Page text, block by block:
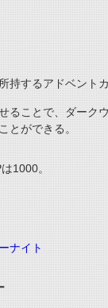
持するアドベント
ることで、ダーク
とができる。
1000。
ナイト